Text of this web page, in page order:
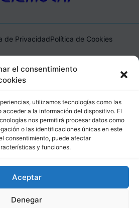
el consentimiento
utilizamos tecnologías como las
a la información del dispositivo. El
nos permitirá procesar datos como
o las identificaciones únicas en este
consentimiento, puede afectar
y funciones.
Aceptar
Denegar
de PrivacidadPolítica de Cookies
Plaza de España, 1, 18600, Motril,
P1814200J, DIR3: L01181400